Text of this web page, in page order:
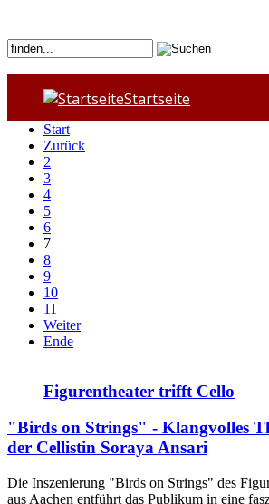
Startseite
Start
Zurück
2
3
4
5
6
7
8
9
10
11
Weiter
Ende
Figurentheater trifft Cello
"Birds on Strings" - Klangvolles
der Cellistin Soraya Ansari
Die Inszenierung "Birds on Strings" des
aus Aachen entführt das Publikum in eine